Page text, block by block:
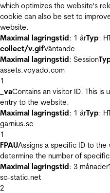
which optimizes the website's
cookie can also be set to
website.
Maximal lagringstid: 1 årTyp:
collect/v.gifVäntande
Maximal lagringstid: Session
assets.voyado.com
1
_vaContains an visitor ID. This
entry to the website.
Maximal lagringstid: 1 årTyp:
garnius.se
1
FPAUAssigns a specific ID to
determine the number of
Maximal lagringstid: 3 månader
sc-static.net
2